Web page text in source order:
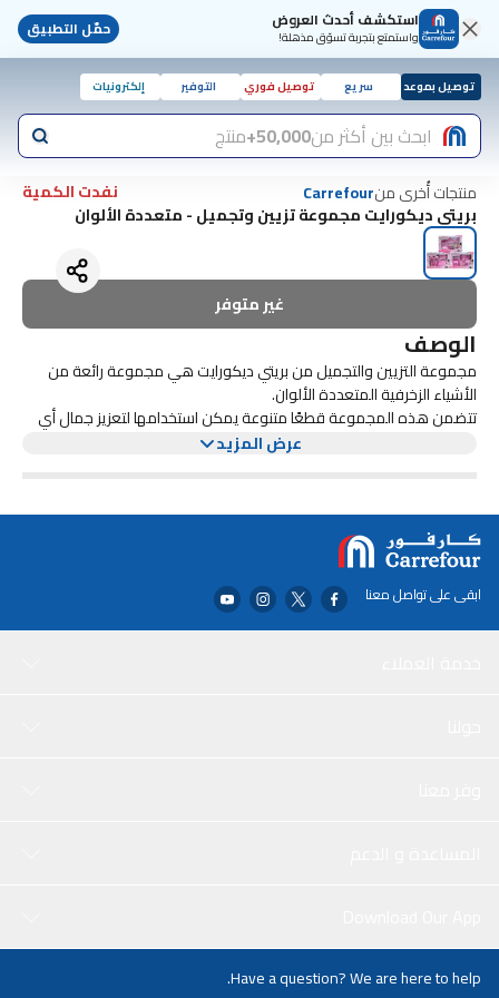
استكشف أحدث العروض
واستمتع بتجربة تسوّق مذهلة! حمّل التطبيق
توصيل بموعد سريع توصيل فوري التوفير إلكترونيات
ابحث بين أكثر من50,000+ منتج
منتجات أُخرى منCarrefour
نفدت الكمية
بريتي ديكورايت مجموعة تزيين وتجميل - متعددة الألوان
غير متوفر
الوصف
مجموعة التزيين والتجميل من بريتي ديكورايت هي مجموعة رائعة من
الأشياء الزخرفية المتعددة الألوان.
تتضمن هذه المجموعة قطعًا متنوعة يمكن استخدامها لتعزيز جمال أي
مكان. من الوسائد الزاهية إلى الستارة الجدارية المعقدة، تم صنع كل عنصر
في غرفة نومك، مجموعة التزيين والتجميل من بريتي ديكورايت هي الخيار
الأمثل. بفضل ألوانها الزاهية وتصميماتها المُلْفِت للنظر، هذه المجموعة
من المؤكد أنها ستثير الإعجاب.
عرض المزيد
ابقى على تواصل معنا
Have a question? We are here to help.